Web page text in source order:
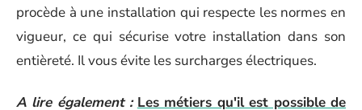
procède à une installation qui respecte les normes en
vigueur, ce qui sécurise votre installation dans son
entièreté. Il vous évite les surcharges électriques.
A lire également : Les métiers qu'il est possible de